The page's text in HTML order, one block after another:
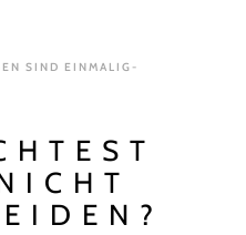
SIND EINMALIG-